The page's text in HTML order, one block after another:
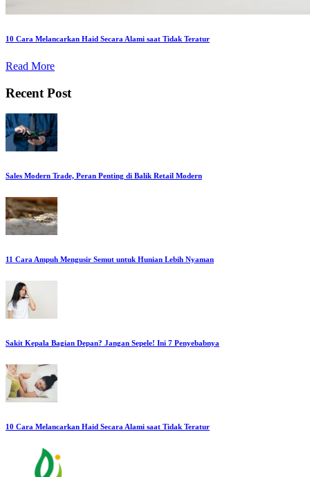
10 Cara Melancarkan Haid Secara Alami saat Tidak Teratur
Read More
Recent Post
Sales Modern Trade, Peran Penting di Balik Retail Modern
11 Cara Ampuh Mengusir Semut untuk Hunian Lebih Nyaman
Sakit Kepala Bagian Depan? Jangan Sepele! Ini 7 Penyebabnya
10 Cara Melancarkan Haid Secara Alami saat Tidak Teratur